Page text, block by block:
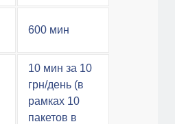
600 мин
10 мин за 10
грн/день (в
рамках 10
пакетов в